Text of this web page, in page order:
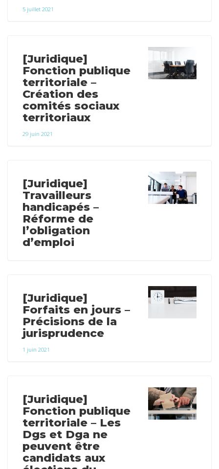
5 juillet 2021
[Juridique]
Fonction publique
territoriale –
Création des
comités sociaux
territoriaux
29 juin 2021
[Juridique]
Travailleurs
handicapés –
Réforme de
l’obligation
d’emploi
[Juridique]
Forfaits en jours –
Précisions de la
jurisprudence
1 juin 2021
[Juridique]
Fonction publique
territoriale – Les
Dgs et Dga ne
peuvent être
candidats aux